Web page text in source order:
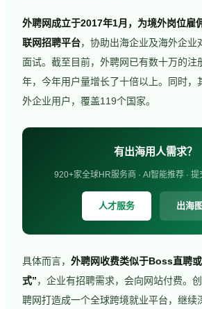
外聘网成立于2017年1月，为境外岗位雇
联网招聘平台，协助出海企业及海外企业
面试。截至目前，外聘网已有数十万的注
年，今年用户量增长了十倍以上。同时，
外企业用户，覆盖119个国家。
有出海用人需求？
920+家全球HR服务商 · AI智能推荐 ·
人才服务 出海
具体而言， 外聘网收费类似于Boss直聘
式”，企业有招聘需求，会向网站付费。
聘网打造成一个全球跨境就业平台，继续